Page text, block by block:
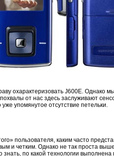
охарактеризовать J600E. Однако
от нас здесь заслуживают
упомянутое отсутствие петельки.
пользователя, каким часто
и четким. Однако не так проста
по какой технологии